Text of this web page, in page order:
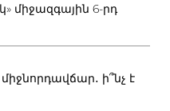
միջազգային 6-րդ
ի՞նչ է